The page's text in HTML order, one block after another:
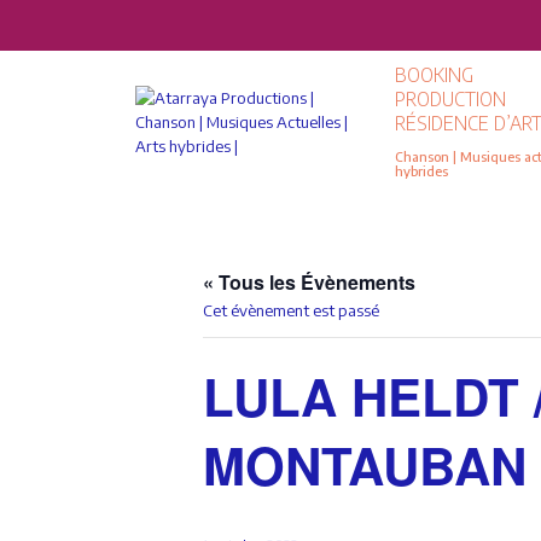
BOOKING
PRODUCTION
RÉSIDENCE
Chanson | Musiques
hybrides
« Tous les Évènements
Cet évènement est passé
LULA
MONTAUBAN